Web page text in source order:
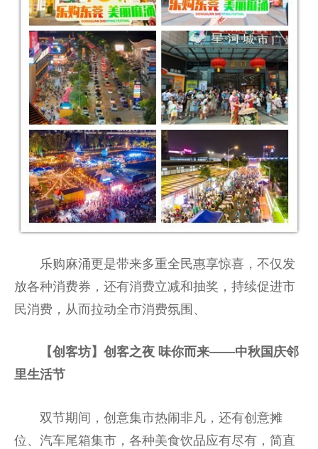
乐购麻涌更是带来多重全民惠享惊喜，不仅发
放各种消费券，还有消费立减和抽奖，持续促进市
民消费，从而拉动全市消费氛围、
【创客坊】创客之夜 味你而来——中秋国庆邻
里生活节
双节期间，创意集市热闹非凡，还有创意摊
位、汽车尾箱集市，各种美食饮品应有尽有，简直